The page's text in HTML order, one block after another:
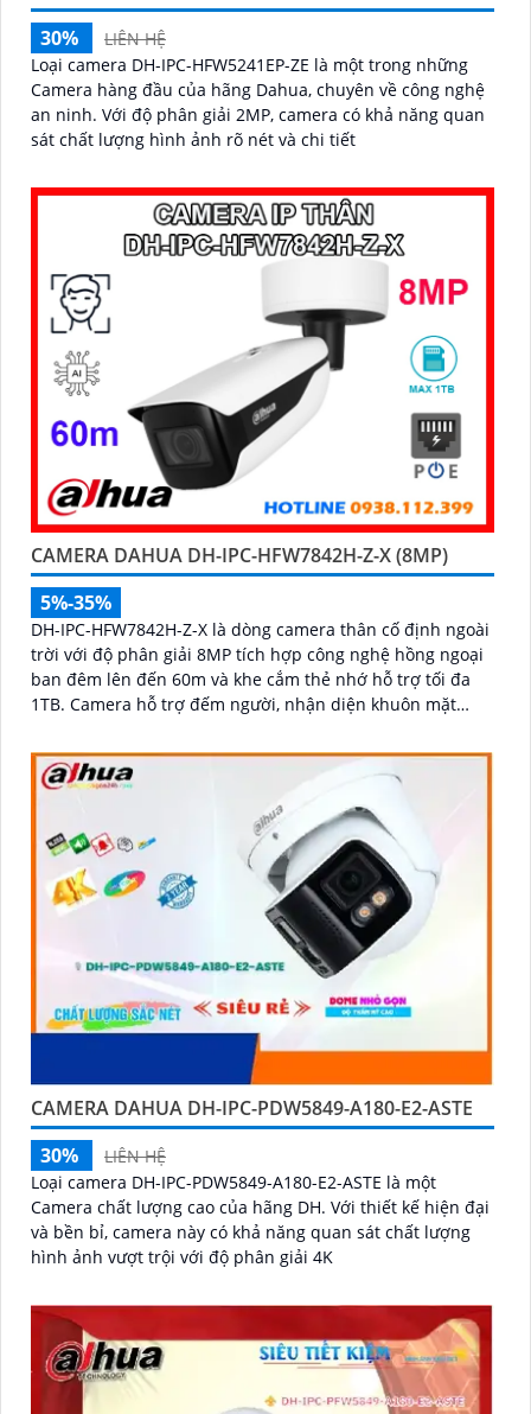
30%
LIÊN HỆ
Loại camera DH-IPC-HFW5241EP-ZE là một trong những
Camera hàng đầu của hãng Dahua, chuyên về công nghệ
an ninh. Với độ phân giải 2MP, camera có khả năng quan
sát chất lượng hình ảnh rõ nét và chi tiết
CAMERA DAHUA DH-IPC-HFW7842H-Z-X (8MP)
5%-35%
DH-IPC-HFW7842H-Z-X là dòng camera thân cố định ngoài
trời với độ phân giải 8MP tích hợp công nghệ hồng ngoại
ban đêm lên đến 60m và khe cắm thẻ nhớ hỗ trợ tối đa
1TB. Camera hỗ trợ đếm người, nhận diện khuôn mặt
IP67, phù hợp cho các khu vực giám sát ngoài trời, hỗ trợ
tính năng quản lý chỗ đỗ xe hiệu quả cho các bãi giữ xe
CAMERA DAHUA DH-IPC-PDW5849-A180-E2-ASTE
30%
LIÊN HỆ
Loại camera DH-IPC-PDW5849-A180-E2-ASTE là một
Camera chất lượng cao của hãng DH. Với thiết kế hiện đại
và bền bỉ, camera này có khả năng quan sát chất lượng
hình ảnh vượt trội với độ phân giải 4K